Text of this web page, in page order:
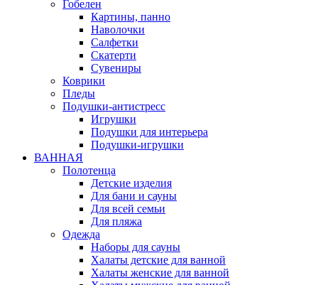
Гобелен
Картины, панно
Наволочки
Салфетки
Скатерти
Сувениры
Коврики
Пледы
Подушки-антистресс
Игрушки
Подушки для интерьера
Подушки-игрушки
ВАННАЯ
Полотенца
Детские изделия
Для бани и сауны
Для всей семьи
Для пляжа
Одежда
Наборы для сауны
Халаты детские для ванной
Халаты женские для ванной